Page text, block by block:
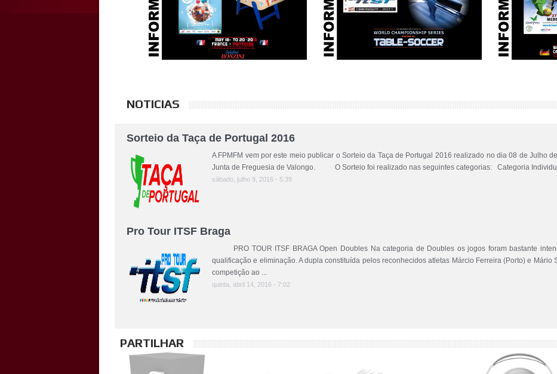
NOTICIAS
Sorteio da Taça de Portugal 2016
A FPMFM vem por este meio publicar o Sorteio da Taça de Portugal 2016 realizado no dia 08 de Julho
Junta de Freguesia de Valongo. O Sorteio foi realizado nas seguintes categorias: Categoria
sábado, julho 9, 2016 - 5:39
Pro Tour ITSF Braga
PRO TOUR ITSF BRAGA Open Doubles Na categoria de Doubles os jogos foram bastante
qualificação e eliminação. A dupla constituída pelos reconhecidos atletas Márcio Ferreira (Porto) e Mário
competição ao ...
quinta, abril 14, 2016 - 7:02
PARTILHAR